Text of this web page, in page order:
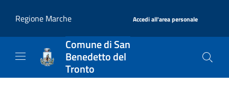
Regione Marche
Accedi all'area personale
Comune di San
Benedetto del
Tronto